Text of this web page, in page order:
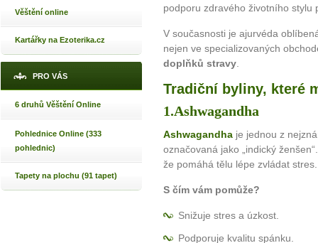
Věštění online
Kartářky na Ezoterika.cz
PRO VÁS
6 druhů Věštění Online
Pohlednice Online (333
pohlednic)
Tapety na plochu (91 tapet)
podporu zdravého životního stylu
V současnosti je ajurvéda
nejen ve specializovaných
doplňků stravy
Tradiční byliny, které
1.Ashwagandha
Ashwagandha je jednou z
označovaná jako „indický
že pomáhá tělu lépe zvládat stres.
S čím vám pomůže?
Snižuje stres a úzkost.
Podporuje kvalitu spánku.